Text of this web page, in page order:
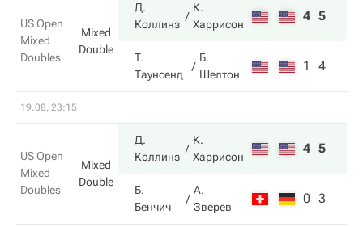
US Open
Mixed
Doubles
Mixed
Double
Д.
Коллинз
К.
Харрисон
4 5
Т.
Таунсенд
Б.
Шелтон
1 4
19.08, 23:15
US Open
Mixed
Doubles
Mixed
Double
Д.
Коллинз
К.
Харрисон
4 5
Б.
Бенчич
А.
Зверев
0 3